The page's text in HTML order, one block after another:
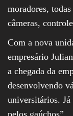
moradores,
câmeras,
Com a nova
empresário
a chegada da
desenvolvendo
universitários. Já
pelos gaúchos”.